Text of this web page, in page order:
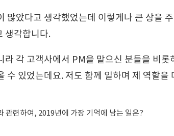
많았다고 생각했었는데 이렇게나 큰 상을
생각합니다.
라 각 고객사에서 PM을 맡으신 분들을 비
수 있었는데요. 저도 함께 일하며 제 역할
관련하여, 2019년에 가장 기억에 남는 일은?